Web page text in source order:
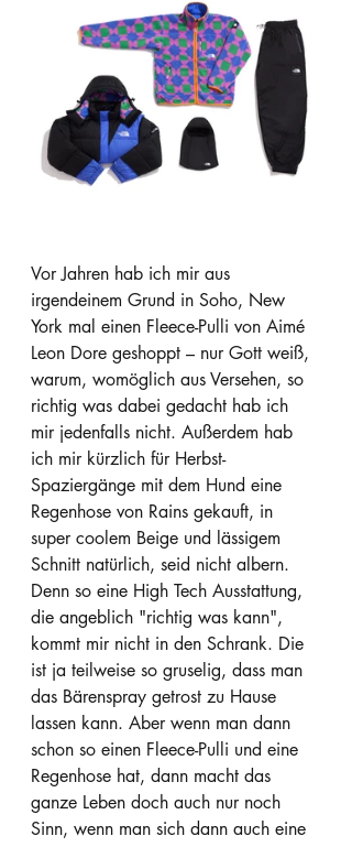
Vor Jahren hab ich mir aus
irgendeinem Grund in Soho, New
York mal einen Fleece-Pulli von Aimé
Leon Dore geshoppt – nur Gott weiß,
warum, womöglich aus Versehen, so
richtig was dabei gedacht hab ich
mir jedenfalls nicht. Außerdem hab
ich mir kürzlich für Herbst-
Spaziergänge mit dem Hund eine
Regenhose von Rains gekauft, in
super coolem Beige und lässigem
Schnitt natürlich, seid nicht albern.
Denn so eine High Tech Ausstattung,
die angeblich "richtig was kann",
kommt mir nicht in den Schrank. Die
ist ja teilweise so gruselig, dass man
das Bärenspray getrost zu Hause
lassen kann. Aber wenn man dann
schon so einen Fleece-Pulli und eine
Regenhose hat, dann macht das
ganze Leben doch auch nur noch
Sinn, wenn man sich dann auch eine